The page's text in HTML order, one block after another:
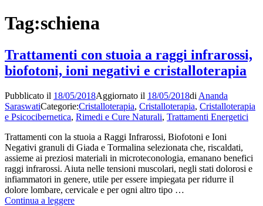
Tag:schiena
Trattamenti con stuoia a raggi infrarossi,
biofotoni, ioni negativi e cristalloterapia
Pubblicato il 18/05/2018Aggiornato il 18/05/2018di Ananda
SaraswatiCategorie:Cristalloterapia, Cristalloterapia, Cristalloterapia
e Psicocibernetica, Rimedi e Cure Naturali, Trattamenti Energetici
Trattamenti con la stuoia a Raggi Infrarossi, Biofotoni e Ioni
Negativi granuli di Giada e Tormalina selezionata che, riscaldati,
assieme ai preziosi materiali in microteconologia, emanano benefici
raggi infrarossi. Aiuta nelle tensioni muscolari, negli stati dolorosi e
infiammatori in genere, utile per essere impiegata per ridurre il
dolore lombare, cervicale e per ogni altro tipo …
Continua a leggereTrattamenti